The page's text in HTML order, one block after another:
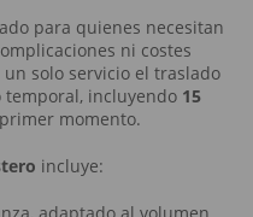
para quienes necesitan
ni costes
solo servicio el traslado
incluyendo 15
momento.
incluye: